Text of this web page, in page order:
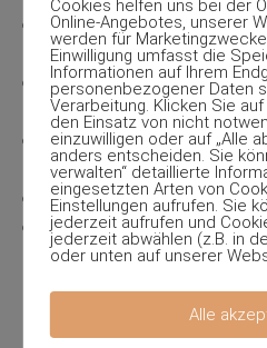
Was ist mit dem Begriff
gemeint?
Ein Gedankenexperiment
Keynes aus dem Jahr
In welchem Verhältnis
Wirtschaft?
Was ist die
Welche Bedeutung
Dich?
Wo fange ich
Hörgeld 003:Kannst Du
Cookies helfen uns bei der
Online-Angebotes, unserer
werden für
Einwilligung umfasst die
Informationen auf Ihrem
personenbezogener Daten
Verarbeitung. Klicken Sie auf
den Einsatz von nicht
einzuwilligen oder auf „Alle
anders entscheiden. Sie
verwalten“ detaillierte
eingesetzten Arten von
Einstellungen aufrufen. Sie
jederzeit aufrufen und
jederzeit abwählen (z.B. in
oder unten auf unserer
Alle